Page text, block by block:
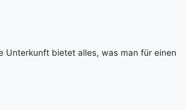
Unterkunft bietet alles, was man für einen